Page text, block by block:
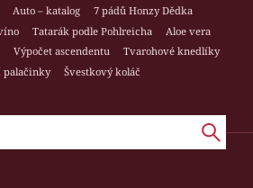
Auto – katalog
7 pádů Honzy Dědka
Tatarák podle Pohlreicha
Aloe vera
Výpočet ascendentu
Tvarohové knedlíky
palačinky
Švestkový koláč